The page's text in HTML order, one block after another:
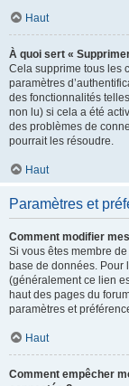
Haut
À quoi sert «
Cela supprime tous les
paramètres
des fonctionnalités
non lu) si cela a été
des problèmes de
pourrait les résoudre.
Haut
Paramètres et
Comment modifier
Si vous êtes membre
base de données. Pour
(généralement ce lien
haut des pages du
paramètres et
Haut
Comment empêcher